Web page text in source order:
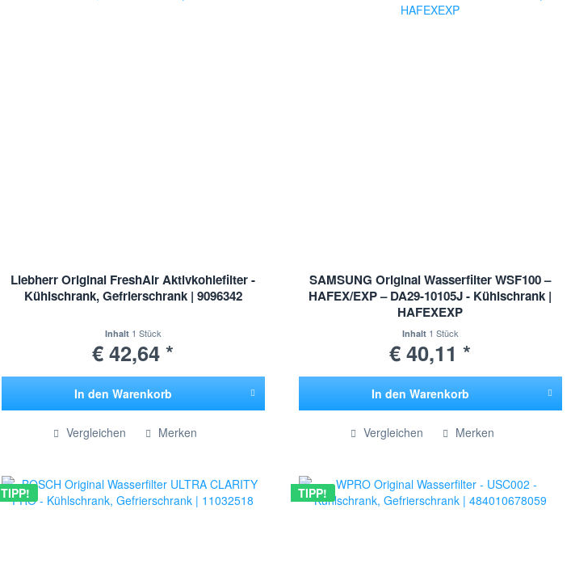
Liebherr Original FreshAir Aktivkohlefilter -
Kühlschrank, Gefrierschrank | 9096342
Inhalt 1 Stück
€ 42,64 *
In den Warenkorb
Hinzugefügt
Vergleichen Merken
SAMSUNG Original Wasserfilter WSF100 –
HAFEX/EXP – DA29-10105J - Kühlschrank |
HAFEXEXP
Inhalt 1 Stück
€ 40,11 *
In den Warenkorb
Hinzugefügt
Vergleichen Merken
TIPP! TIPP!